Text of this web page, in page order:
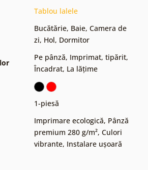
Tablou lalele
Bucătărie, Baie, Camera de
zi, Hol, Dormitor
Pe pânză, Imprimat, tipărit,
Încadrat, La lățime
1-piesă
Imprimare ecologică, Pânză
premium 280 g/m², Culori
vibrante, Instalare ușoară